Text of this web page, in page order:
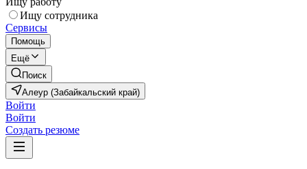
Ищу сотрудника
Сервисы
Помощь
Ещё
Поиск
Алеур (Забайкальский край)
Войти
Войти
Создать резюме